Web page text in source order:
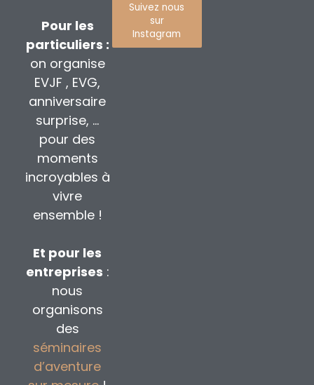
Pour les
particuliers :
on organise
EVJF , EVG,
anniversaire
surprise, …
pour des
moments
incroyables à
vivre
ensemble !
Et pour les
entreprises :
nous
organisons
des
séminaires
d’aventure
Suivez nous
sur
Instagram